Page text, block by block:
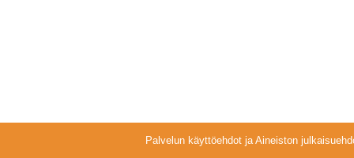
Palvelun käyttöehdot ja Aineiston